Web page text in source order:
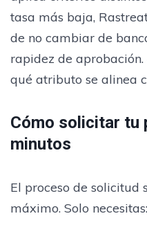
tasa más baja,
de no cambiar de
rapidez de
qué atributo se alinea
Cómo solicitar tu
minutos
El proceso de solicitud
máximo. Solo necesitas: